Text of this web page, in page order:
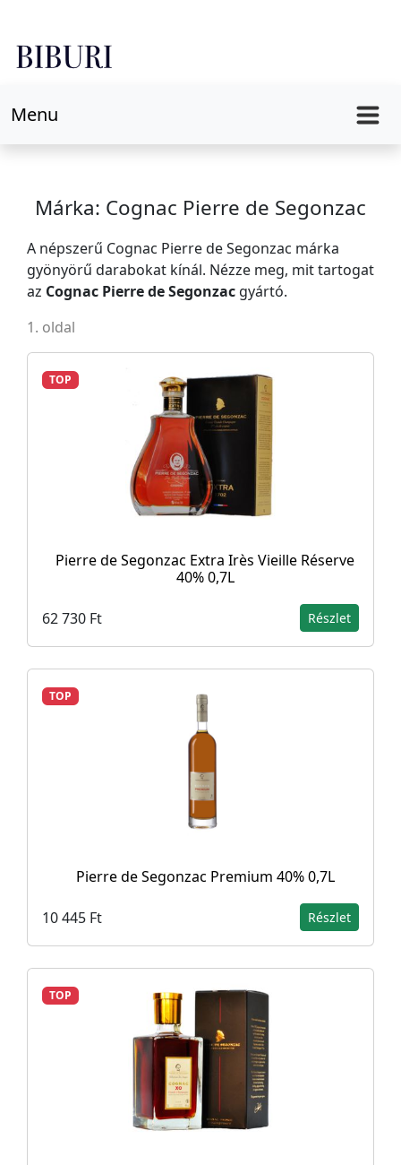
Menu
Márka: Cognac Pierre de Segonzac
A népszerű Cognac Pierre de Segonzac márka
gyönyörű darabokat kínál. Nézze meg, mit tartogat
az Cognac Pierre de Segonzac gyártó.
1. oldal
TOP
Pierre de Segonzac Extra Irès Vieille Réserve
40% 0,7L
62 730 Ft Részlet
TOP
Pierre de Segonzac Premium 40% 0,7L
10 445 Ft Részlet
TOP